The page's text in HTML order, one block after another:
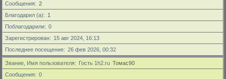
Сообщения
2
Благодарил (а)
1
Поблагодарили
0
Зарегистрирован
15 авг 2024, 16:13
Последнее посещение
26 фев 2026, 00:32
Звание, Имя пользователя Гость 1h2.ru Томас90
Сообщения
0